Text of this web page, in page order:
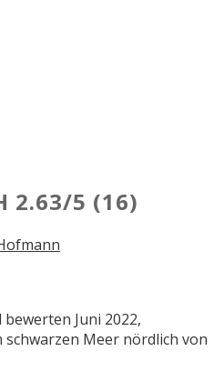
2.63/5 (16)
Juni 2022,
schwarzen Meer nördlich von